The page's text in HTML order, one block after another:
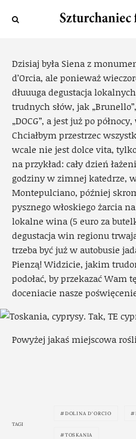
Piotr · 17
Dzisiaj była Siena z
d’Orcia, ale ponieważ
dłuuuga degustacja
trudnych słów, jak
„DOCG”, a jest już po
Chciałbym przestrzec
wcale nie jest dolce vita,
na przykład: cały dzień
godziny w zimnej katedrze,
Montepulciano, później
pysznego włoskiego żarcia
lokalne wina (5 euro za
degustacja win regionu
trzeba być już w autobusie
Pienzą! Widzicie, jakim
podołać, by przekazać Wam
doceniacie nasze
Powyżej jakaś miejscowa
TAGI
DOLINA D'ORCIO
TOSKANIA